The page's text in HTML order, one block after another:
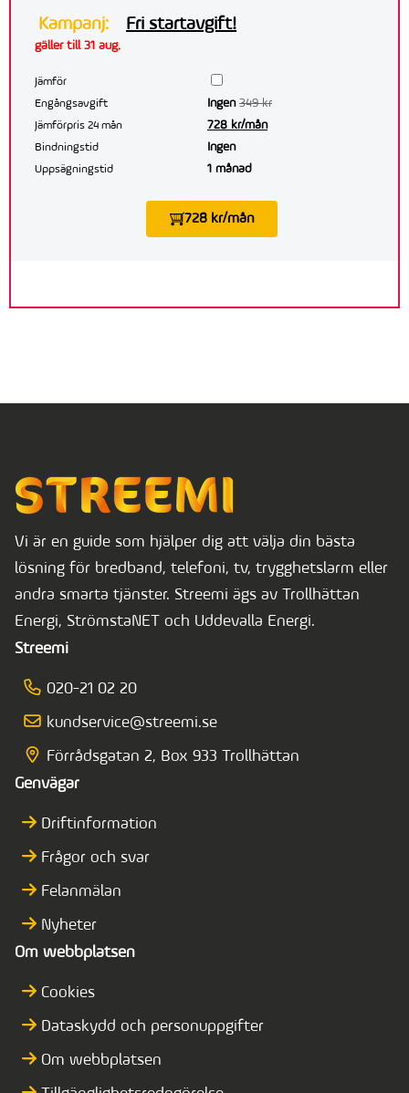
Kampanj: Fri startavgift!
gäller till 31 aug.
Jämför
Engångsavgift
Ingen 349 kr
Jämförpris 24 mån 728 kr/mån
Bindningstid Ingen
Uppsägningstid 1 månad
728 kr/mån
Vi är en guide som hjälper dig att välja din bästa
lösning för bredband, telefoni, tv, trygghetslarm eller
andra smarta tjänster. Streemi ägs av Trollhättan
Energi, StrömstaNET och Uddevalla Energi.
Streemi
020-21 02 20
kundservice@streemi.se
Förrådsgatan 2, Box 933 Trollhättan
Genvägar
Driftinformation
Frågor och svar
Felanmälan
Nyheter
Om webbplatsen
Cookies
Dataskydd och personuppgifter
Om webbplatsen